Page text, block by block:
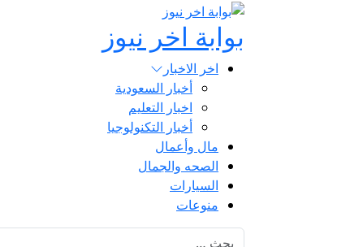
بوابة اخر نيوز
اخر الاخبار
أخبار السعودية
اخبار التعليم
أخبار التكنولوجيا
مال وأعمال
الصحه والجمال
السيارات
منوعات